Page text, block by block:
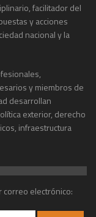
facilitador del
y acciones
nacional y la
y miembros de
desarrollan
exterior, derecho
infraestructura
correo electrónico: